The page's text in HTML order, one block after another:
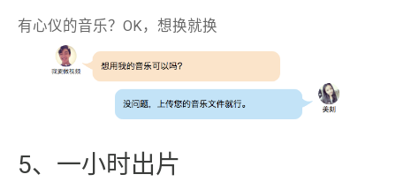
有心仪的音乐？OK，想换就换
5、一小时出片